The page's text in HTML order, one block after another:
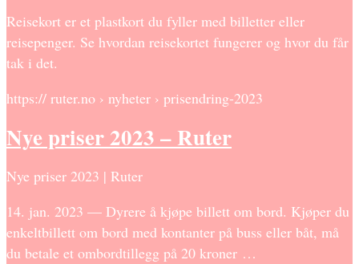
Reisekort er et plastkort du fyller med billetter eller
reisepenger. Se hvordan reisekortet fungerer og hvor du får
tak i det.
https:// ruter.no › nyheter › prisendring-2023
Nye priser 2023 – Ruter
Nye priser 2023 | Ruter
14. jan. 2023 — Dyrere å kjøpe billett om bord. Kjøper du
enkeltbillett om bord med kontanter på buss eller båt, må
du betale et ombordtillegg på 20 kroner …